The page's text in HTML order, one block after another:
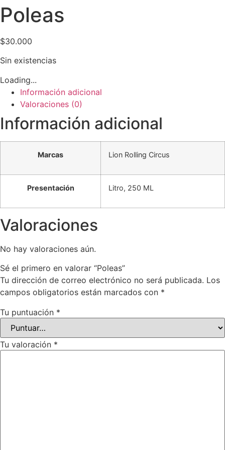
Poleas
$30.000
Sin existencias
Loading...
Información adicional
Valoraciones (0)
Información adicional
Marcas Lion Rolling Circus
Presentación Litro, 250 ML
Valoraciones
No hay valoraciones aún.
Sé el primero en valorar “Poleas”
Tu dirección de correo electrónico no será publicada. Los
campos obligatorios están marcados con *
Tu puntuación *
Tu valoración *